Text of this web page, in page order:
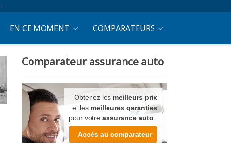
EN CE MOMENT COMPARATEURS
Comparateur assurance auto
Obtenez les meilleurs prix
et les meilleures garanties
pour votre assurance auto :
Accès au comparateur